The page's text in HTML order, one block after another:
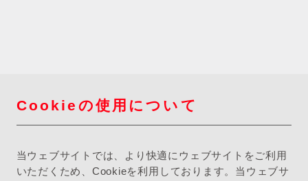
Cookieの使用について
当ウェブサイトでは、より快適にウェブサイトをご利用
いただくため、Cookieを利用しております。当ウェブサ